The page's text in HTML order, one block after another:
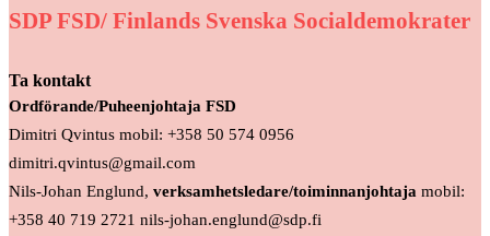
SDP FSD/ Finlands Svenska Socialdemokrater
Ta kontakt
Ordförande/Puheenjohtaja FSD
Dimitri Qvintus mobil: +358 50 574 0956
dimitri.qvintus@gmail.com
Nils-Johan Englund, verksamhetsledare/toiminnanjohtaja mobil:
+358 40 719 2721 nils-johan.englund@sdp.fi